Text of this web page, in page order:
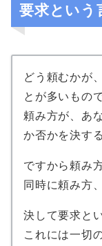
要求という
どう頼むかが
とが多いもの
頼み方が、あ
か否かを決す
ですから頼み
同時に頼み方
決して要求と
これには一切